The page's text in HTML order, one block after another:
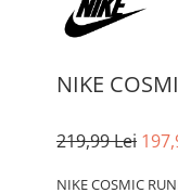
NIKE
219,99 Lei
NIKE COSMIC